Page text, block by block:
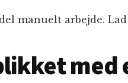
manuelt arbejde.
med